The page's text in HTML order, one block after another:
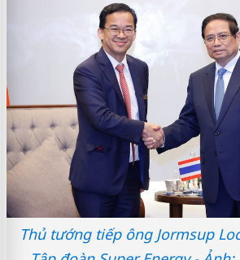
Thủ tướng tiếp ông Jormsup